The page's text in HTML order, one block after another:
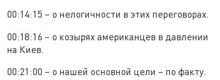
00:14:15 – о нелогичности в этих переговорах.
00:18:16 – о козырях американцев в давлении
на Киев.
00:21:00 – о нашей основной цели – по факту.